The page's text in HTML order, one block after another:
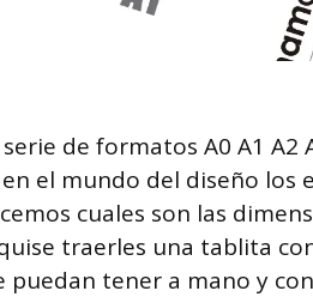
de formatos A0 A1 A2
el mundo del diseño los
cuales son las
traerles una tablita
puedan tener a mano y